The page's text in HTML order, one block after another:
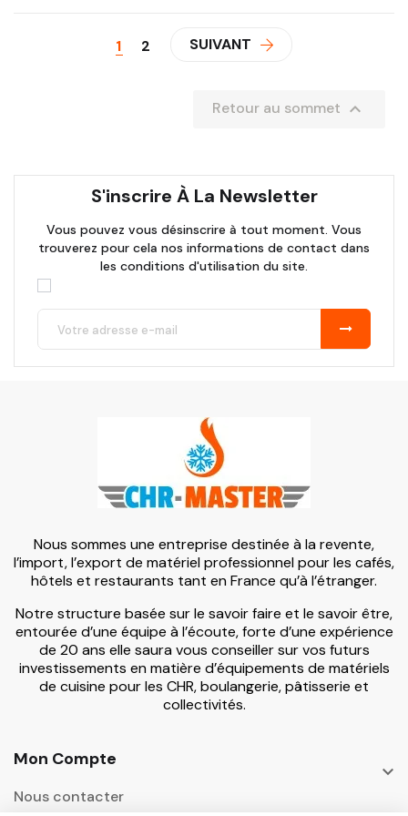
1 2 SUIVANT
Retour au sommet 
S'inscrire À La Newsletter
Vous pouvez vous désinscrire à tout moment. Vous
trouverez pour cela nos informations de contact dans
les conditions d'utilisation du site.
Nous sommes une entreprise destinée à la revente,
l’import, l’export de matériel professionnel pour les cafés,
hôtels et restaurants tant en France qu’à l’étranger.
Notre structure basée sur le savoir faire et le savoir être,
entourée d’une équipe à l’écoute, forte d’une expérience
de 20 ans elle saura vous conseiller sur vos futurs
investissements en matière d’équipements de matériels
de cuisine pour les CHR, boulangerie, pâtisserie et
collectivités.
Mon Compte

Nous contacter